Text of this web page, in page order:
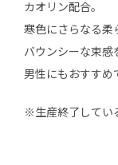
カオリン配合。
寒色にさらなる柔
バウンシーな束感
男性にもおすすめ
※生産終了してい